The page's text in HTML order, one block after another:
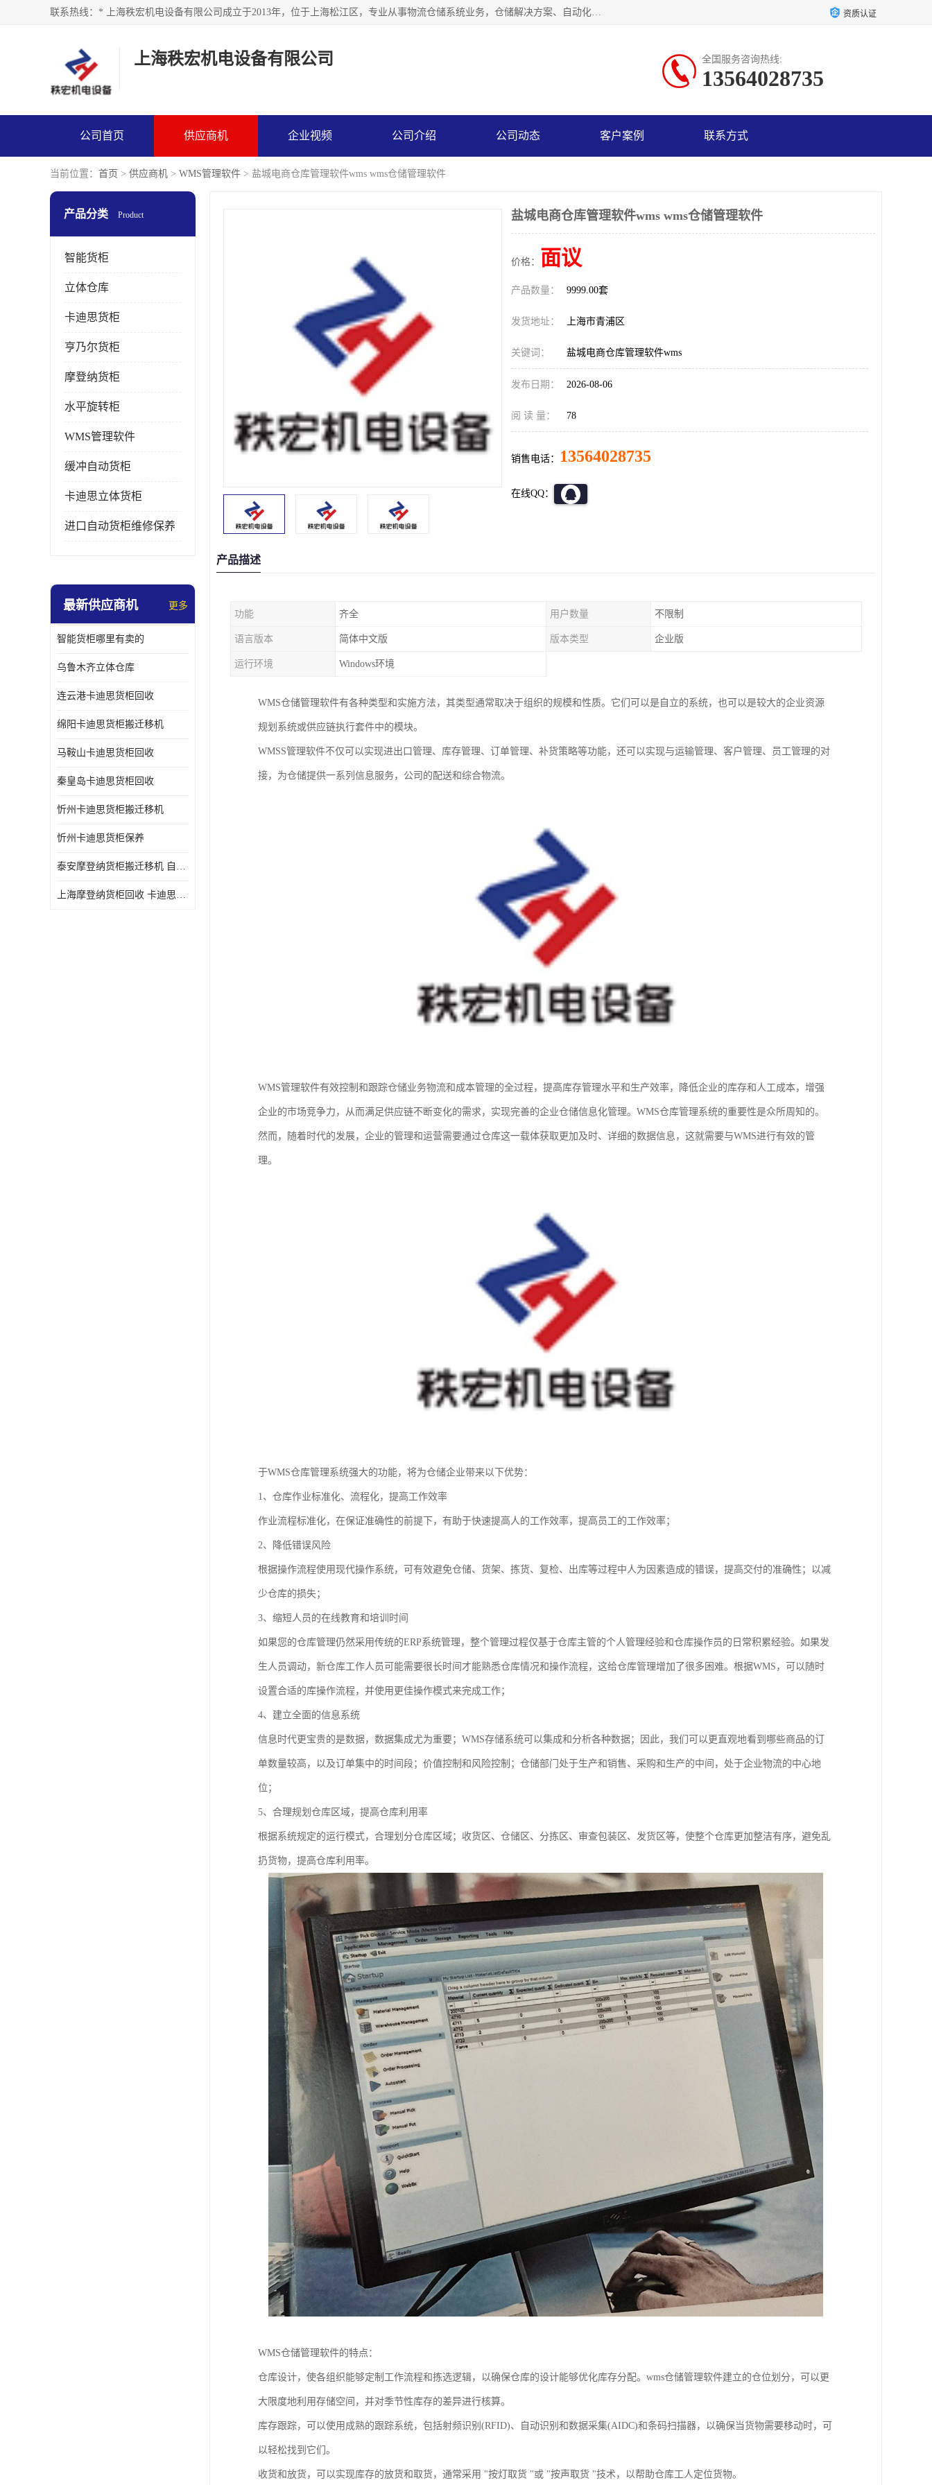
联系热线：* 上海秩宏机电设备有限公司成立于2013年，位于上海松江区，专业从事物流仓储系统业务，仓储解决方案、自动化仓储设备、自动货柜、立体货柜等。 资质认证
上海秩宏机电设备有限公司 全国服务咨询热线:
13564028735
公司首页 供应商机 企业视频 公司介绍 公司动态 客户案例 联系方式
当前位置： 首页 > 供应商机 > WMS管理软件 > 盐城电商仓库管理软件wms wms仓储管理软件
产品分类 Product
智能货柜
立体仓库
卡迪思货柜
亨乃尔货柜
摩登纳货柜
水平旋转柜
WMS管理软件
缓冲自动货柜
卡迪思立体货柜
进口自动货柜维修保养
最新供应商机 更多
智能货柜哪里有卖的
乌鲁木齐立体仓库
连云港卡迪思货柜回收
绵阳卡迪思货柜搬迁移机
马鞍山卡迪思货柜回收
秦皇岛卡迪思货柜回收
忻州卡迪思货柜搬迁移机
忻州卡迪思货柜保养
泰安摩登纳货柜搬迁移机 自动立体仓储货柜回收
上海摩登纳货柜回收 卡迪思货柜回收
盐城电商仓库管理软件wms wms仓储管理软件
价格： 面议
产品数量： 9999.00套
发货地址： 上海市青浦区
关键词： 盐城电商仓库管理软件wms
发布日期： 2026-08-06
阅 读 量： 78
销售电话： 13564028735
在线QQ：
产品描述
功能 齐全 用户数量 不限制
语言版本 简体中文版 版本类型 企业版
运行环境 Windows环境
WMS仓储管理软件有各种类型和实施方法，其类型通常取决于组织的规模和性质。它们可以是自立的系统，也可以是较大的企业资源
规划系统或供应链执行套件中的模块。
WMSS管理软件不仅可以实现进出口管理、库存管理、订单管理、补货策略等功能，还可以实现与运输管理、客户管理、员工管理的对
接，为仓储提供一系列信息服务，公司的配送和综合物流。
WMS管理软件有效控制和跟踪仓储业务物流和成本管理的全过程，提高库存管理水平和生产效率，降低企业的库存和人工成本，增强
企业的市场竞争力，从而满足供应链不断变化的需求，实现完善的企业仓储信息化管理。WMS仓库管理系统的重要性是众所周知的。
然而，随着时代的发展，企业的管理和运营需要通过仓库这一载体获取更加及时、详细的数据信息，这就需要与WMS进行有效的管
理。
于WMS仓库管理系统强大的功能，将为仓储企业带来以下优势：
1、仓库作业标准化、流程化，提高工作效率
作业流程标准化，在保证准确性的前提下，有助于快速提高人的工作效率，提高员工的工作效率；
2、降低错误风险
根据操作流程使用现代操作系统，可有效避免仓储、货架、拣货、复检、出库等过程中人为因素造成的错误，提高交付的准确性；以减
少仓库的损失；
3、缩短人员的在线教育和培训时间
如果您的仓库管理仍然采用传统的ERP系统管理，整个管理过程仅基于仓库主管的个人管理经验和仓库操作员的日常积累经验。如果发
生人员调动，新仓库工作人员可能需要很长时间才能熟悉仓库情况和操作流程，这给仓库管理增加了很多困难。根据WMS，可以随时
设置合适的库操作流程，并使用更佳操作模式来完成工作；
4、建立全面的信息系统
信息时代更宝贵的是数据，数据集成尤为重要；WMS存储系统可以集成和分析各种数据；因此，我们可以更直观地看到哪些商品的订
单数量较高，以及订单集中的时间段；价值控制和风险控制；仓储部门处于生产和销售、采购和生产的中间，处于企业物流的中心地
位；
5、合理规划仓库区域，提高仓库利用率
根据系统规定的运行模式，合理划分仓库区域；收货区、仓储区、分拣区、审查包装区、发货区等，使整个仓库更加整洁有序，避免乱
扔货物，提高仓库利用率。
WMS仓储管理软件的特点：
仓库设计，使各组织能够定制工作流程和拣选逻辑，以确保仓库的设计能够优化库存分配。wms仓储管理软件建立的仓位划分，可以更
大限度地利用存储空间，并对季节性库存的差异进行核算。
库存跟踪，可以使用成熟的跟踪系统，包括射频识别(RFID)、自动识别和数据采集(AIDC)和条码扫描器，以确保当货物需要移动时，可
以轻松找到它们。
收货和放货，可以实现库存的放货和取货，通常采用 "按灯取货 "或 "按声取货 "技术，以帮助仓库工人定位货物。